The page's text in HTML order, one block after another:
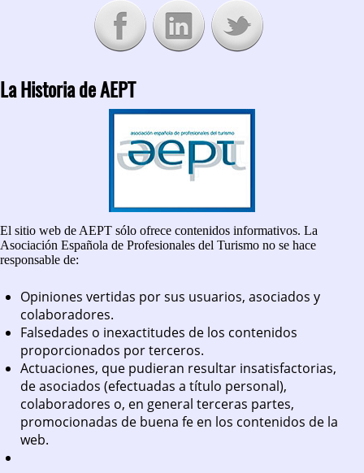
La Historia de AEPT
El sitio web de AEPT sólo ofrece contenidos informativos. La
Asociación Española de Profesionales del Turismo no se hace
responsable de:
Opiniones vertidas por sus usuarios, asociados y
colaboradores.
Falsedades o inexactitudes de los contenidos
proporcionados por terceros.
Actuaciones, que pudieran resultar insatisfactorias,
de asociados (efectuadas a título personal),
colaboradores o, en general terceras partes,
promocionadas de buena fe en los contenidos de la
web.